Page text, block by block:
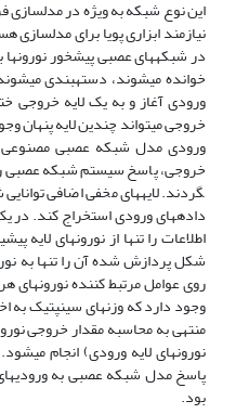
این نوع شبکه به ویژه در مدل­سازی
نیازمند ابزاری پویا برای مدل­سازی
در شبکه­های عصبی پیش­خور نورون­ها
خوانده می­شوند، دسته­بندی
ورودی آغاز و به یک لایه خروجی
خروجی می­تواند چندین لایه پنهان
ورودی مدل شبکه عصبی مصنوعی
خروجی، پاسخ سیستم شبکه عصبی را
گردند. لایه­های مخفی اضافی توانایی
داده­های ورودی استخراج کند. در
اطلاعات را تنها از نورون­های
شکل پردازش شده آن را تنها به
روی عوامل مرتبط کننده نورون­های
وجود دارد که وزن­های سینپتیک به
منتهی به محاسبه مقدار خروجی
نورون­های لایه ورودی) انجام
پاسخ مدل شبکه عصبی به
بود.